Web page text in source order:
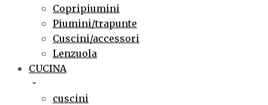
Copripiumini
Piumini/trapunte
Cuscini/accessori
Lenzuola
CUCINA
cuscini